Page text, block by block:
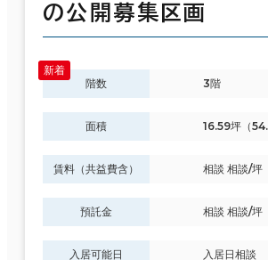
の公開募集区画
階数 3階
面積 16.59坪（
賃料（共益費含） 相談 相談/坪
預託金 相談 相談/坪
入居可能日 入居日相談